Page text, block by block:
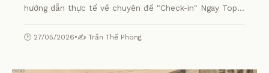
hướng dẫn thực tế về chuyên đề "Check-in" Ngay Top 8
Thương Nhớ Ngay Từ Lần Đầu Ghé Thăm! từ chuyên
🕒 27/05/2026•✍️ Trần Thế Phong